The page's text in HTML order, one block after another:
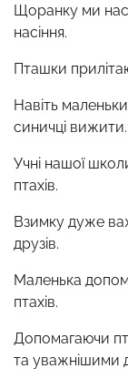
Щоранку ми
насіння.
Пташки
Навіть
синичці вижити.
Учні нашої
птахів.
Взимку дуже
друзів.
Маленька
птахів.
Допомагаючи
та уважнішими